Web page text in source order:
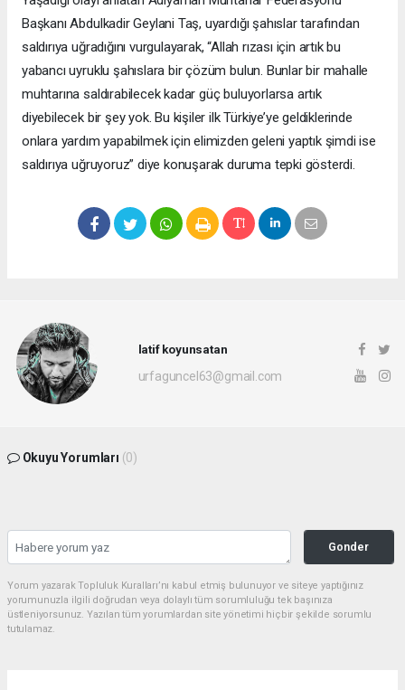
Başkanı Abdulkadir Geylani Taş, uyardığı şahıslar tarafından
saldırıya uğradığını vurgulayarak, “Allah rızası için artık bu
yabancı uyruklu şahıslara bir çözüm bulun. Bunlar bir mahalle
muhtarına saldırabilecek kadar güç buluyorlarsa artık
diyebilecek bir şey yok. Bu kişiler ilk Türkiye’ye geldiklerinde
onlara yardım yapabilmek için elimizden geleni yaptık şimdi ise
saldırıya uğruyoruz” diye konuşarak duruma tepki gösterdi.
latif koyunsatan
urfaguncel63@gmail.com
Okuyu Yorumları (0)
Gonder
Yorum yazarak Topluluk Kuralları’nı kabul etmiş bulunuyor ve siteye yaptığınız
yorumunuzla ilgili doğrudan veya dolaylı tüm sorumluluğu tek başınıza
üstleniyorsunuz. Yazılan tüm yorumlardan site yönetimi hiçbir şekilde sorumlu
tutulamaz.